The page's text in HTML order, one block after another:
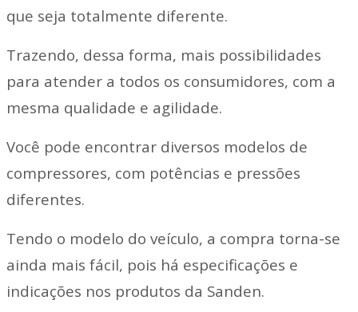
que seja totalmente diferente.
Trazendo, dessa forma, mais possibilidades
para atender a todos os consumidores, com a
mesma qualidade e agilidade.
Você pode encontrar diversos modelos de
compressores, com potências e pressões
diferentes.
Tendo o modelo do veículo, a compra torna-se
ainda mais fácil, pois há especificações e
indicações nos produtos da Sanden.